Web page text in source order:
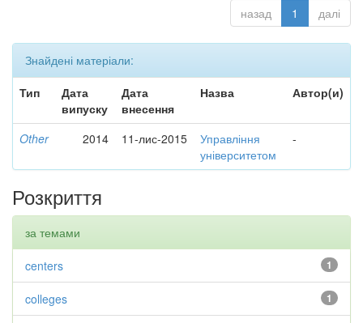
назад 1 далі
Знайдені матеріали:
Тип
Дата
випуску
Дата
внесення
Назва Автор(и)
Other 2014 11-лис-2015
Управління
університетом
-
Розкриття
за темами
1
centers
1
colleges